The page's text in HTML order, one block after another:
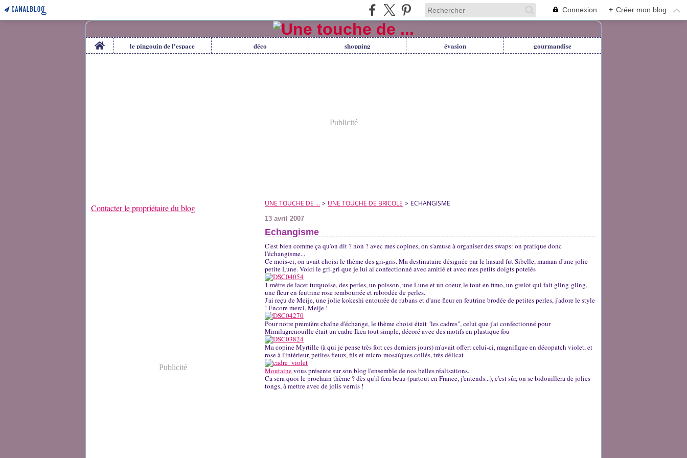
Connexion + Créer mon blog
Home le pingouin de l'espace déco shopping évasion gourmandise
Publicité
Contacter le propriétaire du blog
Publicité
UNE TOUCHE DE ... > UNE TOUCHE DE BRICOLE > ECHANGISME
13 avril 2007
Echangisme
C'est bien comme ça qu'on dit ? non ? avec mes copines, on s'amuse à organiser des swaps: on pratique donc
l'échangisme...
Ce mois-ci, on avait choisi le thème des gri-gris. Ma destinataire désignée par le hasard fut Sibelle, maman d'une jolie
petite Lune. Voici le gri-gri que je lui ai confectionné avec amitié et avec mes petits doigts potelés
1 mètre de lacet turquoise, des perles, un poisson, une Lune et un coeur, le tout en fimo, un grelot qui fait gling-gling,
une fleur en feutrine rose rembourrée et rebrodée de perles.
J'ai reçu de Meije, une jolie kokeshi entourée de rubans et d'une fleur en feutrine brodée de petites perles, j'adore le style
! Encore merci, Meije !
Pour notre première chaîne d'échange, le thème choisi était "les cadres", celui que j'ai confectionné pour
Mimilagrenouille était un cadre Ikea tout simple, décoré avec des motifs en plastique fou
Ma copine Myrtille (à qui je pense très fort ces derniers jours) m'avait offert celui-ci, magnifique en décopatch violet, et
rose à l'intérieur, petites fleurs, fils et micro-mosaïques collés, très délicat
Moutainevous présente sur son blog l'ensemble de nos belles réalisations.
Ca sera quoi le prochain thème ? dès qu'il fera beau (partout en France, j'entends...), c'est sûr, on se bidouillera de jolies
tongs, à mettre avec de jolis vernis !